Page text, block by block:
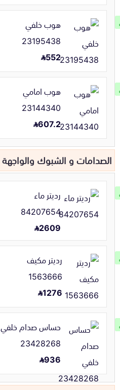
هوب خلفي
23195438
552
هوب امامي
23144340
607.2
الصدامات و الشبوك والواجهة
رديتر ماء
84207654
2609
رديتر مكيف
1563666
1276
حساس صدام خلفي
23428268
936